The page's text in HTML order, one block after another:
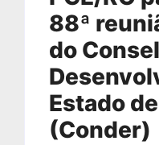
88ª
do
Estado
(Conder)